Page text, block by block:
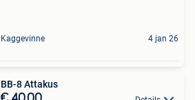
Kaggevinne 4 jan 26
BB-8 Attakus